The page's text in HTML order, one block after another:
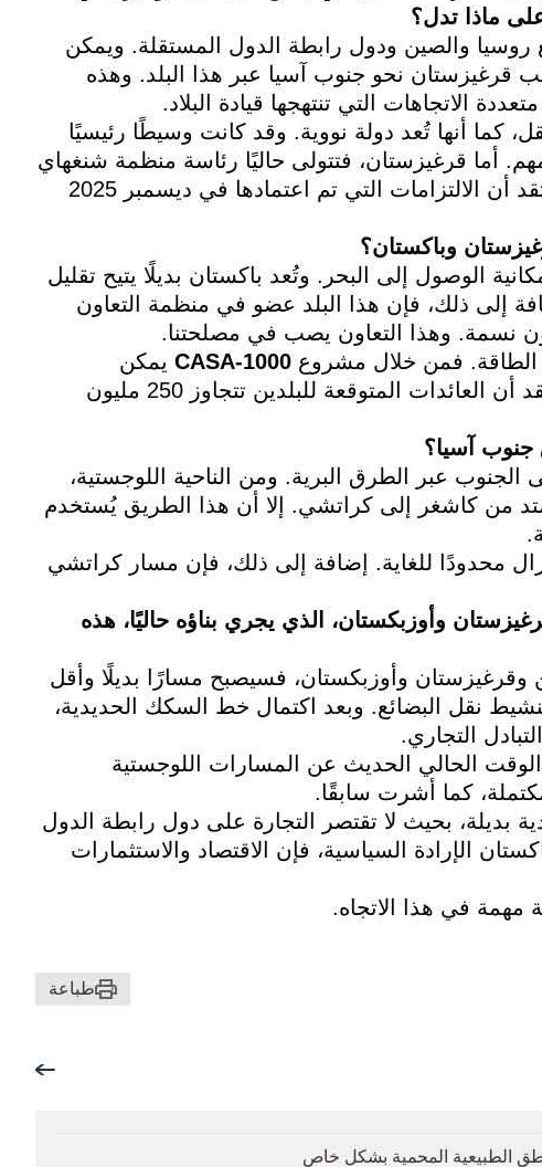
ماذا تدل؟
والصين ودول رابطة الدول المستقلة. ويمكن
قرغيزستان نحو جنوب آسيا عبر هذا البلد. وهذه
الاتجاهات التي تنتهجها قيادة البلاد.
أنها تُعد دولة نووية. وقد كانت وسيطًا رئيسيًا
أما قرغيزستان، فتتولى حاليًا رئاسة منظمة شنغهاي
للتعاون وتولي أهمية كبيرة لدورها السياسي. وأعتقد أن الالتزامات التي تم اعتمادها في ديسمبر 2025
وباكستان؟
الوصول إلى البحر. وتُعد باكستان بديلًا يتيح تقليل
إلى ذلك، فإن هذا البلد عضو في منظمة التعاون
الطاقة. فمن خلال مشروع CASA-1000 يمكن
لقرغيزستان تصدير فائض الطاقة الكهربائية. وأعتقد أن العائدات المتوقعة للبلدين تتجاوز 250 مليون
جنوب آسيا؟
الجنوب عبر الطرق البرية. ومن الناحية اللوجستية،
من كاشغر إلى كراتشي. إلا أن هذا الطريق يُستخدم
محدودًا للغاية. إضافة إلى ذلك، فإن مسار كراتشي
وأوزبكستان، الذي يجري بناؤه حاليًا، هذه
وأوزبكستان، فسيصبح مسارًا بديلًا وأقل
نقل البضائع. وبعد اكتمال خط السكك الحديدية،
التجاري.
الحالي الحديث عن المسارات اللوجستية
مكتملة، كما أشرت سابقًا.
بديلة، بحيث لا تقتصر التجارة على دول رابطة الدول
الإرادة السياسية، فإن الاقتصاد والاستثمارات
في هذا الاتجاه.
طباعة
الطبيعية المحمية بشكل خاص